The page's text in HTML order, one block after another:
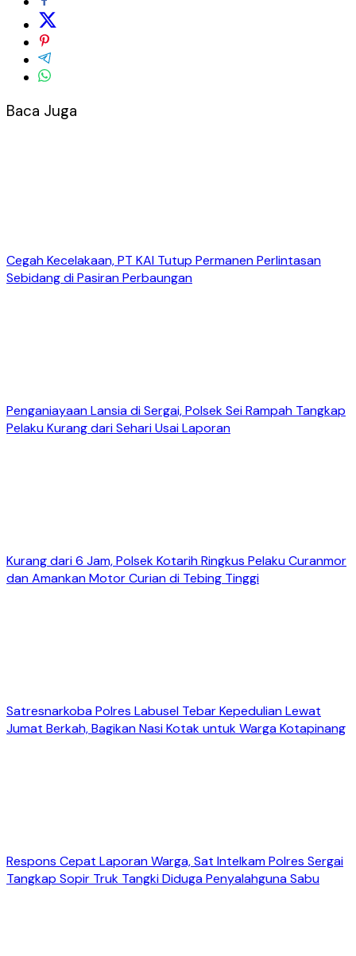
Baca Juga
Cegah Kecelakaan, PT KAI Tutup Permanen Perlintasan
Sebidang di Pasiran Perbaungan
Penganiayaan Lansia di Sergai, Polsek Sei Rampah Tangkap
Pelaku Kurang dari Sehari Usai Laporan
Kurang dari 6 Jam, Polsek Kotarih Ringkus Pelaku Curanmor
dan Amankan Motor Curian di Tebing Tinggi
Satresnarkoba Polres Labusel Tebar Kepedulian Lewat
Jumat Berkah, Bagikan Nasi Kotak untuk Warga Kotapinang
Respons Cepat Laporan Warga, Sat Intelkam Polres Sergai
Tangkap Sopir Truk Tangki Diduga Penyalahguna Sabu